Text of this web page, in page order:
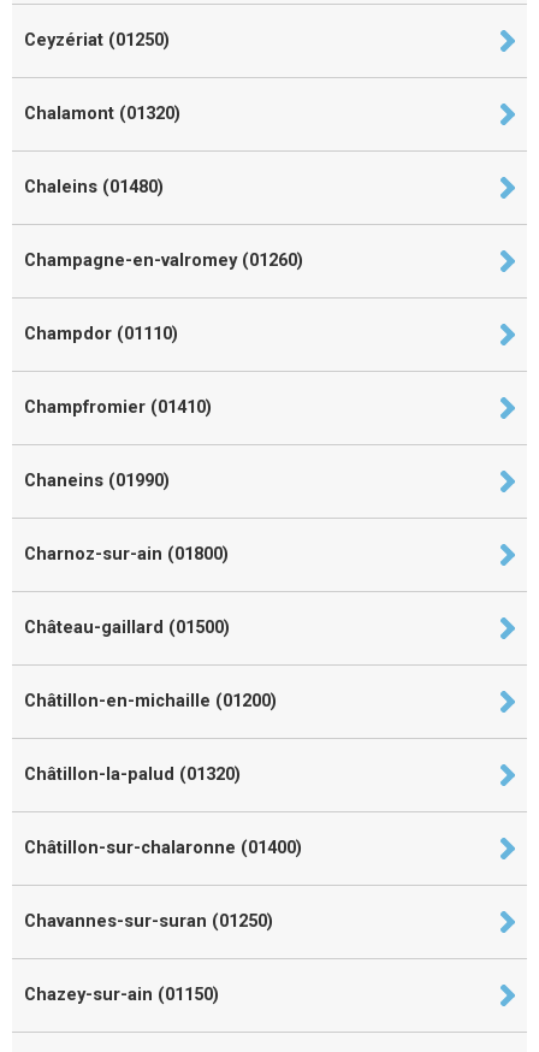
Ceyzériat (01250)
Chalamont (01320)
Chaleins (01480)
Champagne-en-valromey (01260)
Champdor (01110)
Champfromier (01410)
Chaneins (01990)
Charnoz-sur-ain (01800)
Château-gaillard (01500)
Châtillon-en-michaille (01200)
Châtillon-la-palud (01320)
Châtillon-sur-chalaronne (01400)
Chavannes-sur-suran (01250)
Chazey-sur-ain (01150)